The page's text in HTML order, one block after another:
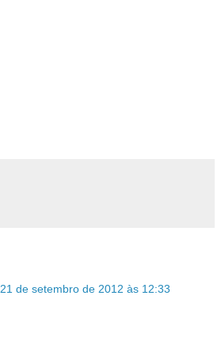
21 de setembro de 2012 às 12:33